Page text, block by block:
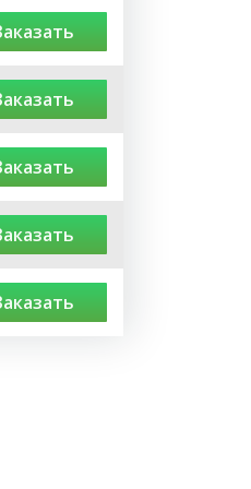
заказать
заказать
заказать
заказать
заказать